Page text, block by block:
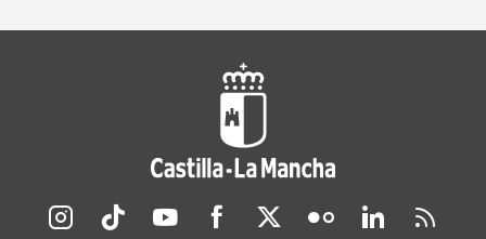
Redes sociales JCCM